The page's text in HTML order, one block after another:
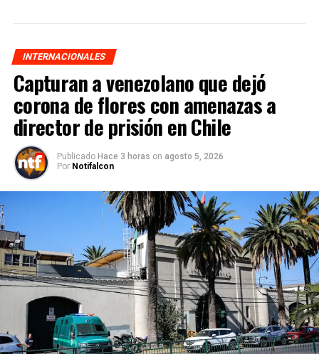
INTERNACIONALES
Capturan a venezolano que dejó
corona de flores con amenazas a
director de prisión en Chile
Publicado Hace 3 horas on agosto 5, 2026
Por Notifalcon